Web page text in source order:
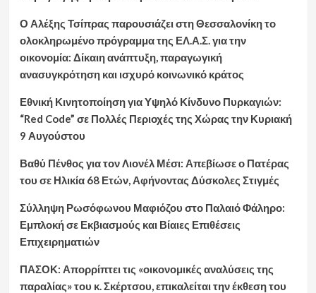
Ο Αλέξης Τσίπρας παρουσιάζει στη Θεσσαλονίκη το
ολοκληρωμένο πρόγραμμα της ΕΛ.Α.Σ. για την
οικονομία: Δίκαιη ανάπτυξη, παραγωγική
ανασυγκρότηση και ισχυρό κοινωνικό κράτος
Εθνική Κινητοποίηση για Υψηλό Κίνδυνο Πυρκαγιών:
“Red Code” σε Πολλές Περιοχές της Χώρας την Κυριακή
9 Αυγούστου
Βαθύ Πένθος για τον Λιονέλ Μέσι: Απεβίωσε ο Πατέρας
του σε Ηλικία 68 Ετών, Αφήνοντας Δύσκολες Στιγμές
Σύλληψη Ρωσόφωνου Μαφιόζου στο Παλαιό Φάληρο:
Εμπλοκή σε Εκβιασμούς και Βίαιες Επιθέσεις
Επιχειρηματιών
ΠΑΣΟΚ: Απορρίπτει τις «οικονομικές αναλύσεις της
παραλίας» του κ. Σκέρτσου, επικαλείται την έκθεση του